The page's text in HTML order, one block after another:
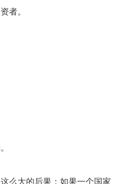
者。
么大的后果；如果一个国家